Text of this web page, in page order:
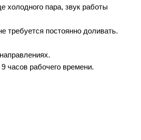
холодного пара, звук работы
постоянно доливать.
часов рабочего времени.